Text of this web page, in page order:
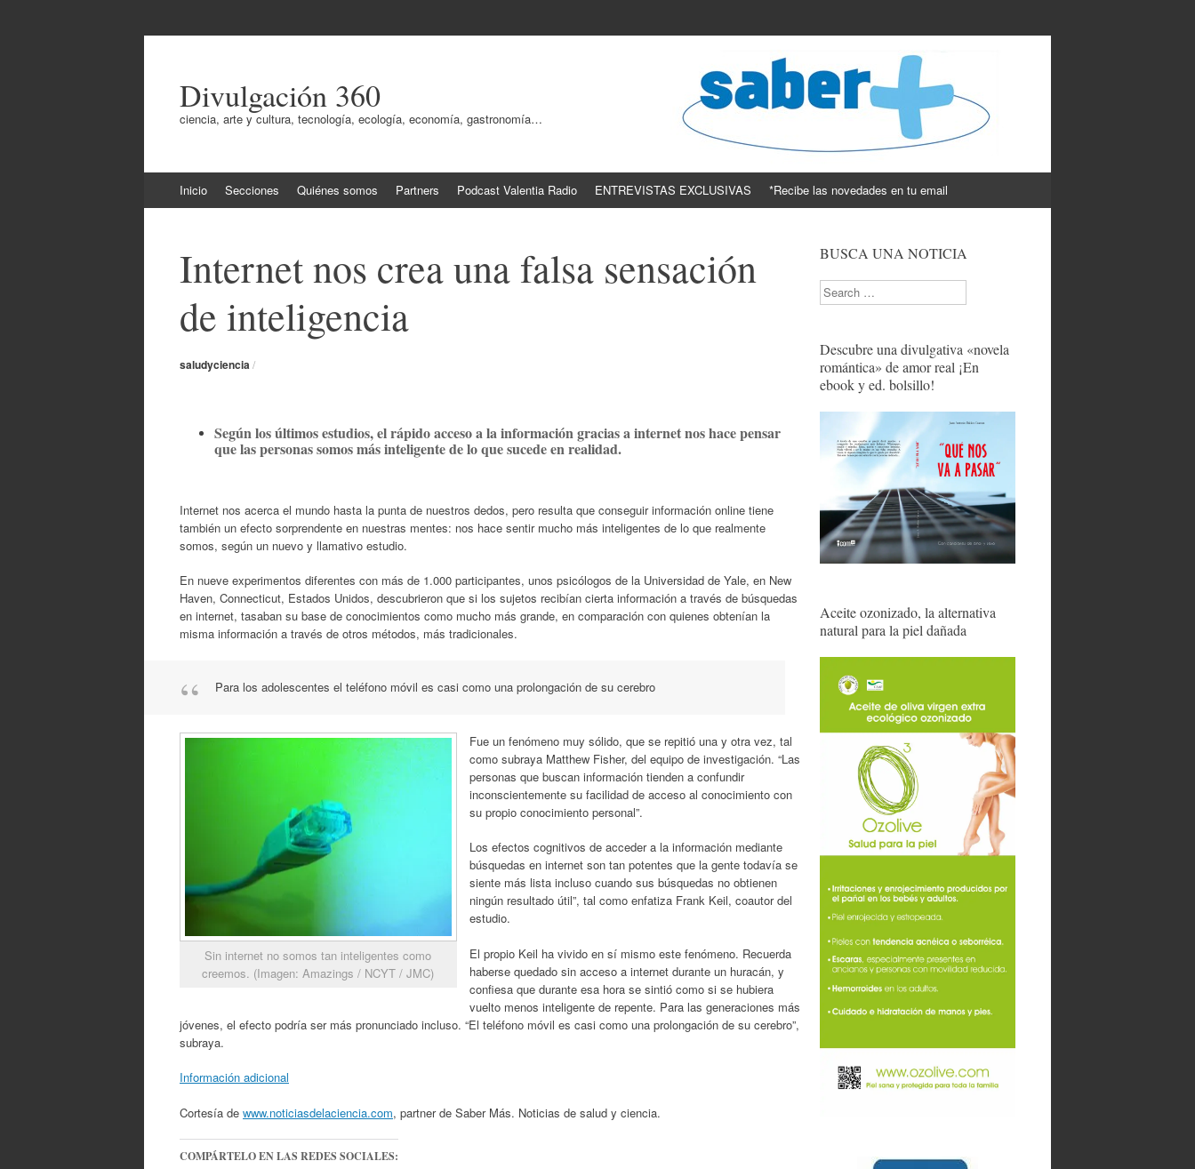
Divulgación 360
ciencia, arte y cultura, tecnología, ecología, economía, gastronomía…
al
Inicio Secciones Quiénes somos Partners Podcast Valentia Radio ENTREVISTAS EXCLUSIVAS *Recibe las novedades en tu email
Internet nos crea una falsa sensación
de inteligencia
saludyciencia/
Según los últimos estudios, el rápido acceso a la información gracias a internet nos hace pensar
que las personas somos más inteligente de lo que sucede en realidad.
Internet nos acerca el mundo hasta la punta de nuestros dedos, pero resulta que conseguir información online tiene
también un efecto sorprendente en nuestras mentes: nos hace sentir mucho más inteligentes de lo que realmente
somos, según un nuevo y llamativo estudio.
En nueve experimentos diferentes con más de 1.000 participantes, unos psicólogos de la Universidad de Yale, en New
Haven, Connecticut, Estados Unidos, descubrieron que si los sujetos recibían cierta información a través de búsquedas
en internet, tasaban su base de conocimientos como mucho más grande, en comparación con quienes obtenían la
misma información a través de otros métodos, más tradicionales.
Para los adolescentes el teléfono móvil es casi como una prolongación de su cerebro
Sin internet no somos tan inteligentes como
creemos. (Imagen: Amazings / NCYT / JMC)
Fue un fenómeno muy sólido, que se repitió una y otra vez, tal
como subraya Matthew Fisher, del equipo de investigación. “Las
personas que buscan información tienden a confundir
inconscientemente su facilidad de acceso al conocimiento con
su propio conocimiento personal”.
Los efectos cognitivos de acceder a la información mediante
búsquedas en internet son tan potentes que la gente todavía se
siente más lista incluso cuando sus búsquedas no obtienen
ningún resultado útil”, tal como enfatiza Frank Keil, coautor del
estudio.
El propio Keil ha vivido en sí mismo este fenómeno. Recuerda
haberse quedado sin acceso a internet durante un huracán, y
confiesa que durante esa hora se sintió como si se hubiera
vuelto menos inteligente de repente. Para las generaciones más
jóvenes, el efecto podría ser más pronunciado incluso. “El teléfono móvil es casi como una prolongación de su cerebro”,
subraya.
Información adicional
Cortesía de www.noticiasdelaciencia.com, partner de Saber Más. Noticias de salud y ciencia.
COMPÁRTELO EN LAS REDES SOCIALES:
BUSCA UNA NOTICIA
Search
Descubre una divulgativa «novela
romántica» de amor real ¡En
ebook y ed. bolsillo!
Aceite ozonizado, la alternativa
natural para la piel dañada